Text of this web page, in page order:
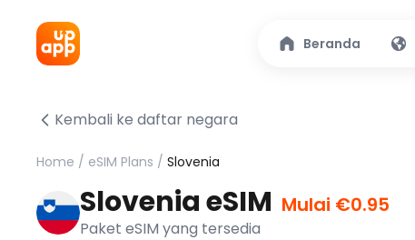
Beranda
Kembali ke daftar negara
Home / eSIM Plans / Slovenia
Slovenia eSIM Mulai €0.95
Paket eSIM yang tersedia